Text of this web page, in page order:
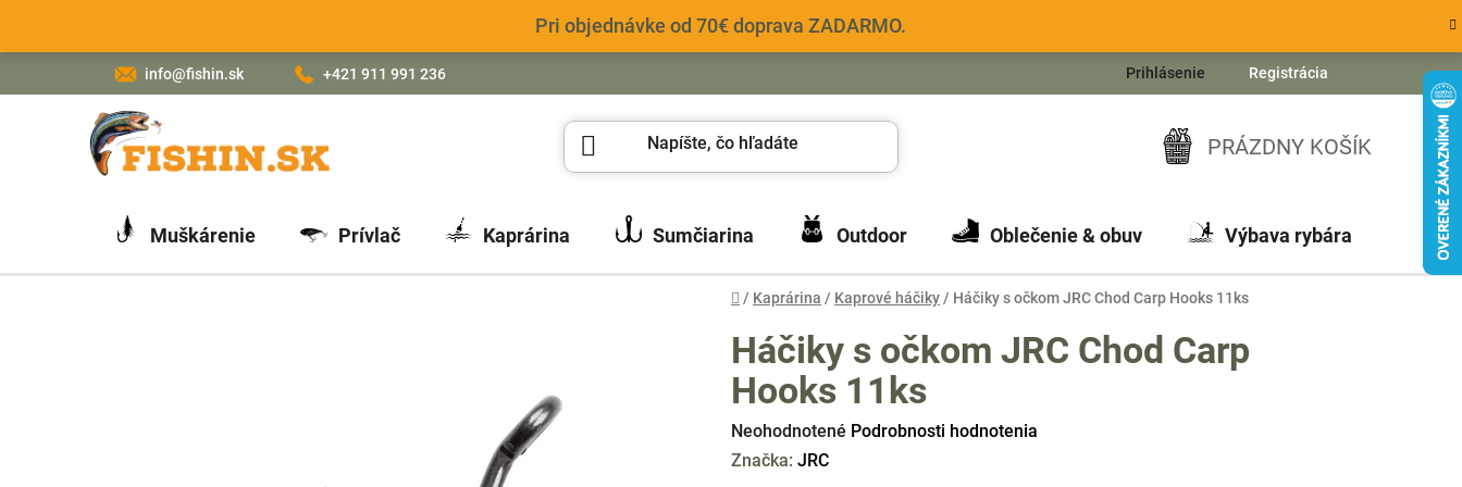
obsah
Pri objednávke od 70€ doprava ZADARMO.
info@fishin.sk +421 911 991 236 Prihlásenie Registrácia
NÁKUPNÝ
KOŠÍK
PRÁZDNY KOŠÍK
Muškárenie Prívlač Kaprárina Sumčiarina Outdoor Oblečenie & obuv Výbava rybára
Domov
/ Kaprárina / Kaprové háčiky / Háčiky s očkom JRC Chod Carp Hooks 11ks
Háčiky s očkom JRC Chod Carp
Hooks 11ks
Priemerné
hodnotenie
Neohodnotené Podrobnosti hodnotenia
Značka: JRC